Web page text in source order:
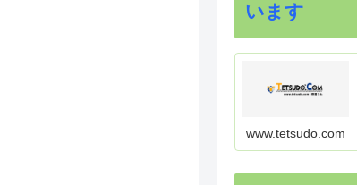
います
www.tetsudo.com